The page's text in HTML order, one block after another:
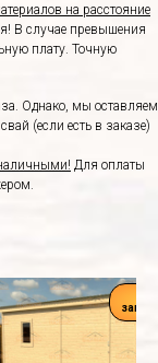
на расстояние
В случае превышения
плату. Точную
Однако, мы оставляем
(если есть в заказе)
Для оплаты